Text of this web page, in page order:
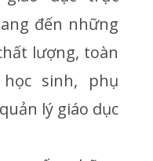
đến những
lượng, toàn
sinh, phụ
lý giáo dục